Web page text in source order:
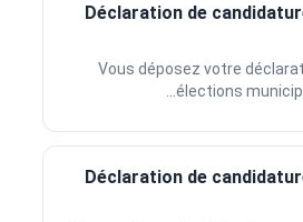
Déclaration de
Vous déposez votre
élections
Déclaration de